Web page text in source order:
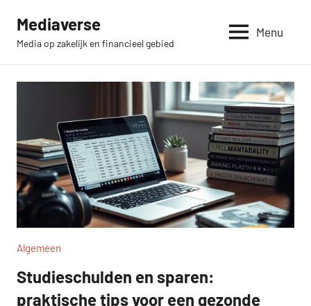
content
Mediaverse
Media op zakelijk en financieel gebied
Menu
Algemeen
Studieschulden en sparen:
praktische tips voor een gezonde